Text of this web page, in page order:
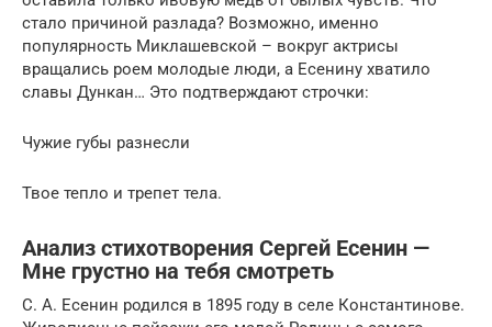
стало причиной разлада? Возможно, именно
популярность Миклашевской – вокруг актрисы
вращались роем молодые люди, а Есенину хватило
славы Дункан… Это подтверждают строчки:
Чужие губы разнесли
Твое тепло и трепет тела.
Анализ стихотворения Сергей Есенин —
Мне грустно на тебя смотреть
С. А. Есенин родился в 1895 году в селе Константинове.